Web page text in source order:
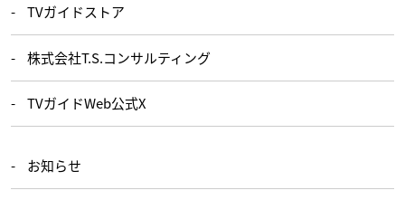
TVガイドストア
株式会社T.S.コンサルティング
TVガイドWeb公式X
お知らせ